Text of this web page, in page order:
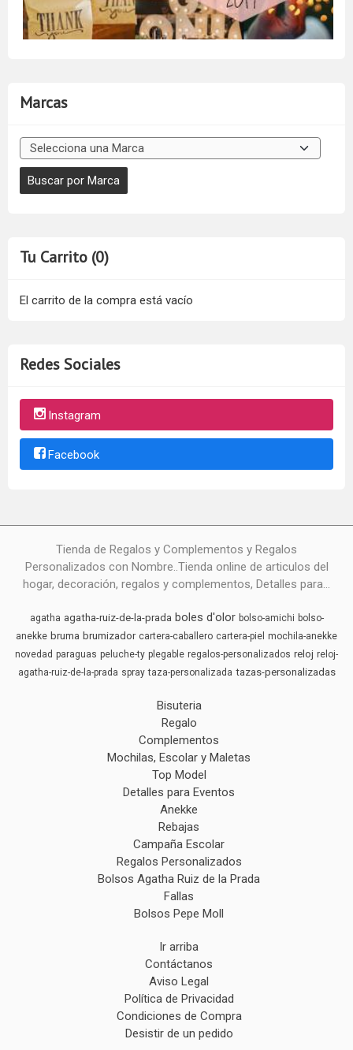
Marcas
Tu Carrito (0)
El carrito de la compra está vacío
Redes Sociales
Instagram
Facebook
Tienda de Regalos y Complementos y Regalos
Personalizados con Nombre..Tienda online de articulos del
hogar, decoración, regalos y complementos, Detalles para...
agatha agatha-ruiz-de-la-prada boles d'olor bolso-amichi bolso-
anekke bruma brumizador cartera-caballero cartera-piel mochila-anekke
novedad paraguas peluche-ty plegable regalos-personalizados reloj reloj-
agatha-ruiz-de-la-prada spray taza-personalizada tazas-personalizadas
Bisuteria
Regalo
Complementos
Mochilas, Escolar y Maletas
Top Model
Detalles para Eventos
Anekke
Rebajas
Campaña Escolar
Regalos Personalizados
Bolsos Agatha Ruiz de la Prada
Fallas
Bolsos Pepe Moll
Ir arriba
Contáctanos
Aviso Legal
Política de Privacidad
Condiciones de Compra
Desistir de un pedido